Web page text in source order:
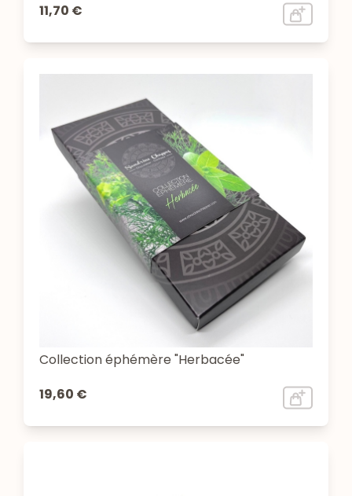
11,70 €
Collection éphémère "Herbacée"
19,60 €